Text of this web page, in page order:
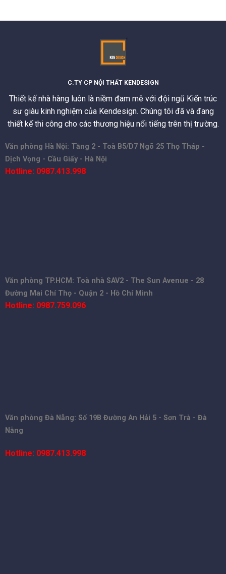
C.TY CP NỘI THẤT KENDESIGN
Thiết kế nhà hàng luôn là niềm đam mê với đội ngũ Kiến trúc
sư giàu kinh nghiệm của Kendesign. Chúng tôi đã và đang
thiết kế thi công cho các thương hiệu nổi tiếng trên thị trường.
Văn phòng Hà Nội: Tầng 2 - Toà B5/D7 Ngõ 25 Thọ Tháp -
Dịch Vọng - Cầu Giấy - Hà Nội
Hotline: 0987.413.998
Văn phòng TP.HCM: Toà nhà SAV2 - The Sun Avenue - 28
Đường Mai Chí Thọ - Quận 2 - Hồ Chí Minh
Hotline: 0987.759.096
Văn phòng Đà Nẵng: Số 19B Đường An Hải 5 - Sơn Trà - Đà
Nẵng
Hotline: 0987.413.998